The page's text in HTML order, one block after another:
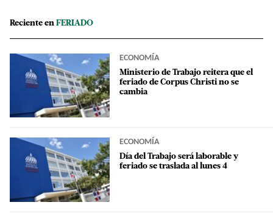
Reciente en FERIADO
ECONOMÍA
Ministerio de Trabajo reitera que el
feriado de Corpus Christi no se
cambia
ECONOMÍA
Día del Trabajo será laborable y
feriado se traslada al lunes 4